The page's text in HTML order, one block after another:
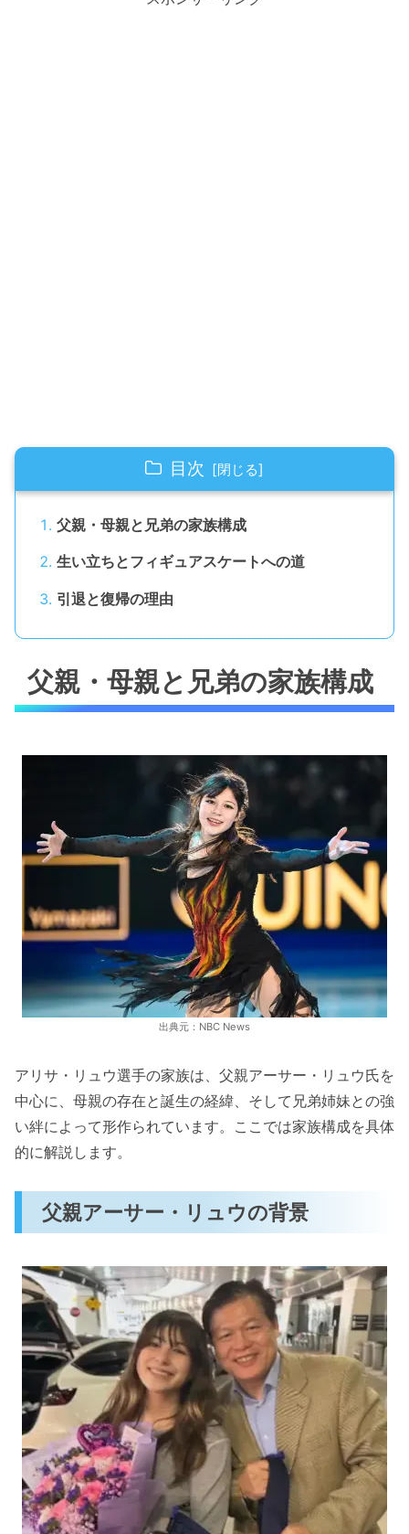
目次
父親・母親と兄弟の家族構成
生い立ちとフィギュアスケートへの道
引退と復帰の理由
父親・母親と兄弟の家族構成
出典元：NBC News
アリサ・リュウ選手の家族は、父親アーサー・リュウ氏を
中心に、母親の存在と誕生の経緯、そして兄弟姉妹との強
い絆によって形作られています。ここでは家族構成を具体
的に解説します。
父親アーサー・リュウの背景